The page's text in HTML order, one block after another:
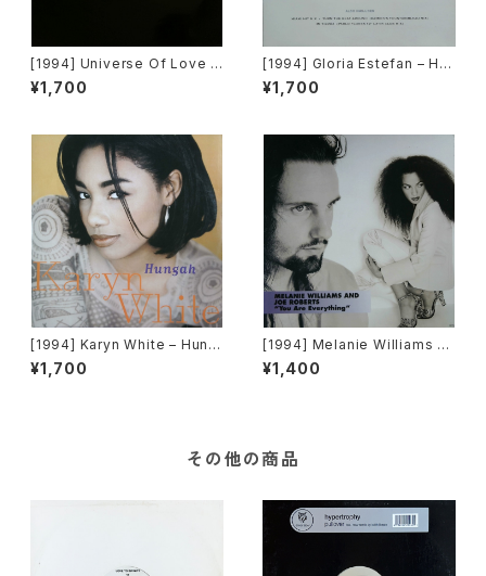
[1994] Universe Of Love –
Never Too Late [Animus R
ecords]
¥1,700
[1994] Gloria Estefan – Hol
d Me, Thrill Me, Kiss Me [E
pic]
¥1,700
[1994] Karyn White – Hung
ah [Warner Bros. Records]
¥1,700
[1994] Melanie Williams &
Joe Roberts – You Are Eve
rything [Columbia]
¥1,400
その他の商品